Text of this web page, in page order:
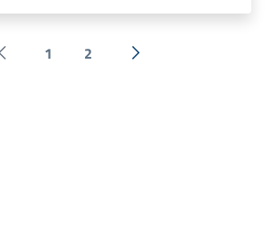
Pagina precedente
1 2 Successiva »